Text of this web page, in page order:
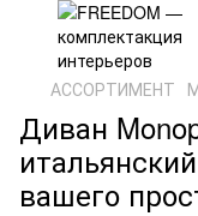
АССОРТИМЕНТ
Диван
вашего